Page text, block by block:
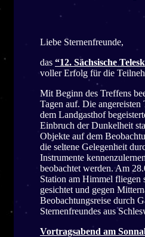
Liebe Sternenfreunde,
das “12. Sächsische
voller Erfolg für die
Mit Beginn des Treffens
Tagen auf. Die
dem Landgasthof
Einbruch der Dunkelheit
Objekte auf dem
die seltene Gelegenheit
Instrumente
beobachtet werden. Am
Station am Himmel fliegen
gesichtet und gegen
Beobachtungsreise durch
Sternenfreundes aus
Vortragsabend am